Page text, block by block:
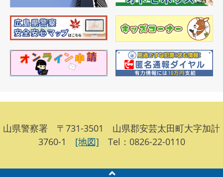
山県警察署 〒731-3501 山県郡安芸太田町大字加計
3760-1 [地図] Tel：0826-22-0110